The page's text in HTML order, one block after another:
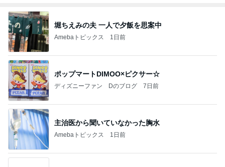
堀ちえみの夫 一人で夕飯を思案中
Amebaトピックス 1日前
ポップマートDIMOO×ピクサー☆
ディズニーファン Dのブログ 7日前
主治医から聞いていなかった胸水
Amebaトピックス 1日前